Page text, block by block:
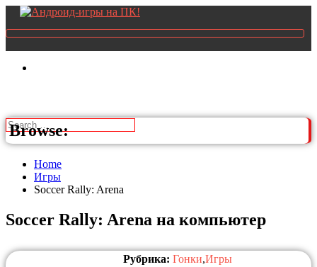
Browse:
Home
Игры
Soccer Rally: Arena
Soccer Rally: Arena на компьютер
Рубрика: Гонки,Игры